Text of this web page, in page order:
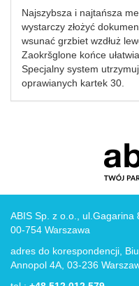
Najszybsza i najtańsza
wystarczy złożyć
wsunać grzbiet wzdłuż
Zaokršglone końce
Specjalny system
oprawianych kartek 30.
ABIS Sp. z o.o., ul.Gagarina
00-754 Warszawa
adres do korespondencji,
Annopol 4A, 03-236